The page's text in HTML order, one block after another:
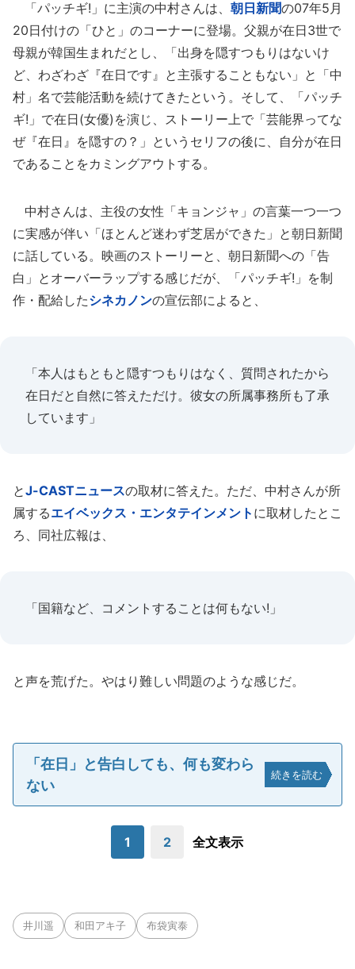
「パッチギ!」に主演の中村さんは、 朝日新聞の07年5月
20日付けの「ひと」のコーナーに登場。父親が在日3世で
母親が韓国生まれだとし、「出身を隠すつもりはないけ
ど、わざわざ『在日です』と主張することもない」と「中
村」名で芸能活動を続けてきたという。そして、「パッチ
ギ!」で在日(女優)を演じ、ストーリー上で「芸能界ってな
ぜ『在日』を隠すの？」というセリフの後に、自分が在日
であることをカミングアウトする。
中村さんは、主役の女性「キョンジャ」の言葉一つ一つ
に実感が伴い「ほとんど迷わず芝居ができた」と朝日新聞
に話している。映画のストーリーと、朝日新聞への「告
白」とオーバーラップする感じだが、「パッチギ!」を制
作・配給したシネカノンの宣伝部によると、
「本人はもともと隠すつもりはなく、質問されたから
在日だと自然に答えただけ。彼女の所属事務所も了承
しています」
とJ-CASTニュースの取材に答えた。ただ、中村さんが所
属するエイベックス・エンタテインメント に取材したとこ
ろ、同社広報は、
「国籍など、コメントすることは何もない!」
と声を荒げた。やはり難しい問題のような感じだ。
「在日」と告白しても、何も変わら
ない
続きを読む
1 2 全文表示
井川遥 和田アキ子 布袋寅泰